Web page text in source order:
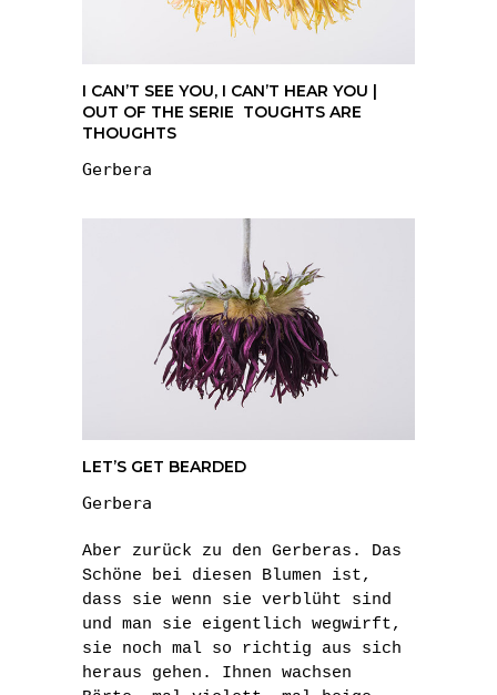
I CAN’T SEE YOU, I CAN’T HEAR YOU |
OUT OF THE SERIE TOUGHTS ARE
THOUGHTS
Gerbera
LET’S GET BEARDED
Gerbera
Aber zurück zu den Gerberas. Das
Schöne bei diesen Blumen ist,
dass sie wenn sie verblüht sind
und man sie eigentlich wegwirft,
sie noch mal so richtig aus sich
heraus gehen. Ihnen wachsen